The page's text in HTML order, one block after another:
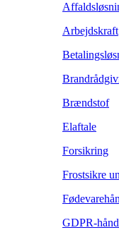
Arbejdskraft
Brændstof
Elaftale
Forsikring
Frostsikre
GDPR-